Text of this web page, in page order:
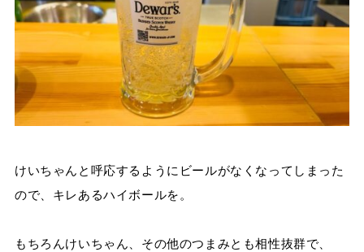
けいちゃんと呼応するようにビールがなくなってしまった
ので、キレあるハイボールを。
もちろんけいちゃん、その他のつまみとも相性抜群で、